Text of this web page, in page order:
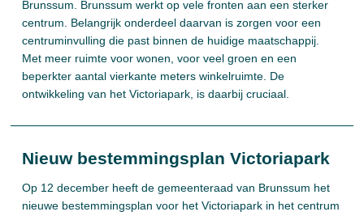
Brunssum. Brunssum werkt op vele fronten aan een sterker
centrum. Belangrijk onderdeel daarvan is zorgen voor een
centruminvulling die past binnen de huidige maatschappij.
Met meer ruimte voor wonen, voor veel groen en een
beperkter aantal vierkante meters winkelruimte. De
ontwikkeling van het Victoriapark, is daarbij cruciaal.
Nieuw bestemmingsplan Victoriapark
Op 12 december heeft de gemeenteraad van Brunssum het
nieuwe bestemmingsplan voor het Victoriapark in het centrum